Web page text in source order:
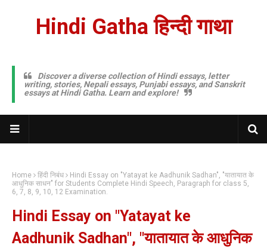
Hindi Gatha हिन्दी गाथा
Discover a diverse collection of Hindi essays, letter
writing, stories, Nepali essays, Punjabi essays, and Sanskrit
essays at Hindi Gatha. Learn and explore!
Home हिंदी निबंध
Hindi Essay on "Yatayat ke Aadhunik Sadhan", "यातायात के
आधुनिक साधन" for Students Complete Hindi Speech, Paragraph for class 5,
6, 7, 8, 9, 10, 12 Examination.
Hindi Essay on "Yatayat ke
Aadhunik Sadhan", "यातायात के आधुनिक